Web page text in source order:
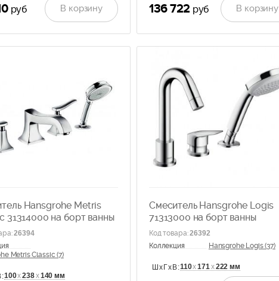
руб В корзину 136 722 руб В корзину
Hansgrohe Metris
31314000 на борт ванны
:26394
Metris Classic (7)
100х238х140 мм
Смеситель Hansgrohe Logis
71313000 на борт ванны
Код товара:26392
Коллекция
Hansgrohe Logis (37)
ШхГхВ:110х171х222 мм